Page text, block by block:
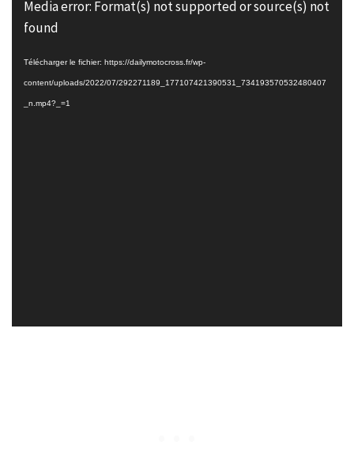
Lecteur
vidéo
Media error: Format(s) not supported or source(s) not
found
Télécharger le fichier: https://dailymotocross.fr/wp-
content/uploads/2022/07/292271189_177107421390531_734193570532480407
_n.mp4?_=1